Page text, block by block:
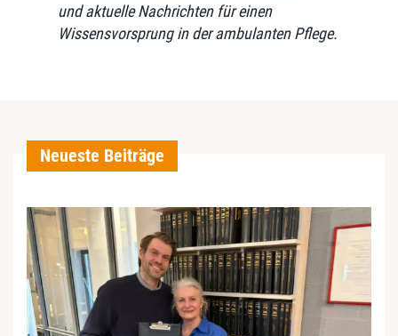
und aktuelle Nachrichten für einen
Wissensvorsprung in der ambulanten Pflege.
und aktuelle Nachrichten für einen
Wissensvorsprung in der ambulanten Pflege.
und aktuelle Nachrichten für einen
Wissensvorsprung in der ambulanten Pflege.
Neueste Beiträge